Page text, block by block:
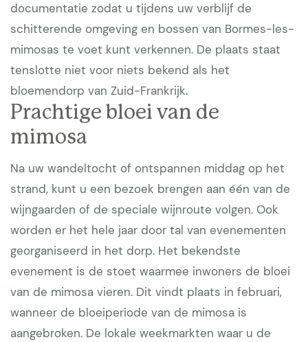
documentatie zodat u tijdens uw verblijf de
schitterende omgeving en bossen van Bormes-les-
mimosas te voet kunt verkennen. De plaats staat
tenslotte niet voor niets bekend als het
bloemendorp van Zuid-Frankrijk.
Prachtige bloei van de
mimosa
Na uw wandeltocht of ontspannen middag op het
strand, kunt u een bezoek brengen aan één van de
wijngaarden of de speciale wijnroute volgen. Ook
worden er het hele jaar door tal van evenementen
georganiseerd in het dorp. Het bekendste
evenement is de stoet waarmee inwoners de bloei
van de mimosa vieren. Dit vindt plaats in februari,
wanneer de bloeiperiode van de mimosa is
aangebroken. De lokale weekmarkten waar u de